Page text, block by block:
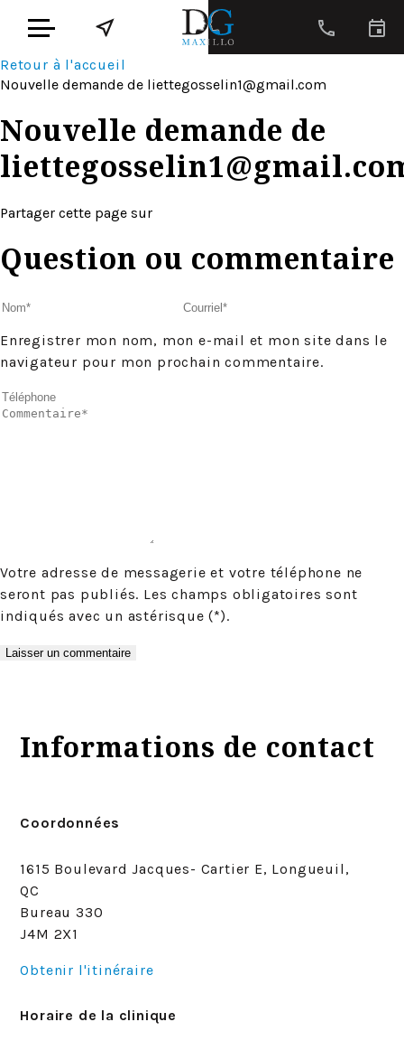
Retour à l'accueil
Nouvelle demande de liettegosselin1@gmail.com
Nouvelle demande de
Partager cette page sur
Question ou commentaire
Enregistrer mon nom, mon e-mail et mon site dans le
navigateur pour mon prochain commentaire.
Votre adresse de messagerie et votre téléphone ne
seront pas publiés. Les champs obligatoires sont
indiqués avec un astérisque (*).
Informations de contact
Coordonnées
1615 Boulevard Jacques- Cartier E, Longueuil,
QC
Bureau 330
J4M 2X1
Obtenir l'itinéraire
Horaire de la clinique